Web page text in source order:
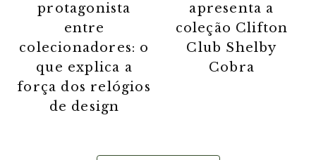
protagonista
entre
colecionadores: o
que explica a
força dos relógios
de design
apresenta a
coleção Clifton
Club Shelby
Cobra